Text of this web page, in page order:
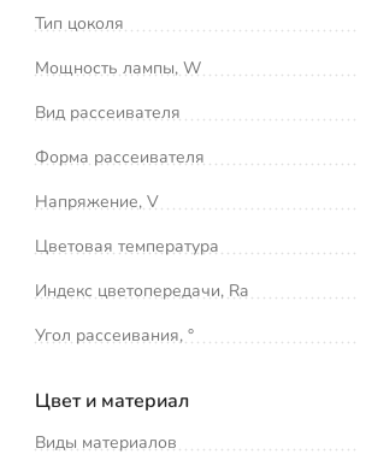
Тип цоколя
Мощность лампы, W
Вид рассеивателя
Форма рассеивателя
Напряжение, V
Цветовая температура
Индекс цветопередачи, Ra
Угол рассеивания, °
Цвет и материал
Виды материалов